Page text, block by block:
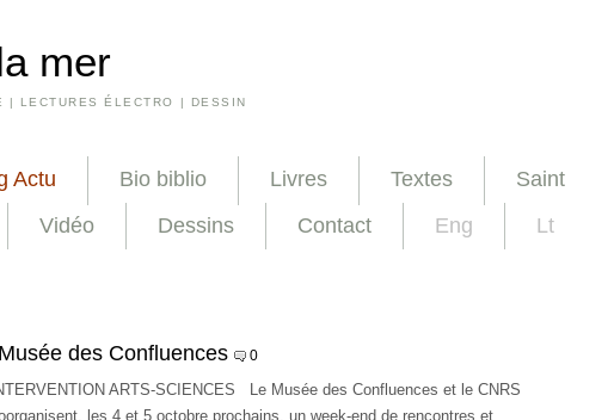
mer
| LECTURES ÉLECTRO | DESSIN
Actu Bio biblio Livres Textes
Saint
Vidéo Dessins Contact Eng Lt
des Confluences 0
ARTS-SCIENCES Le Musée des Confluences et le CNRS
les 4 et 5 octobre prochains, un week-end de rencontres et